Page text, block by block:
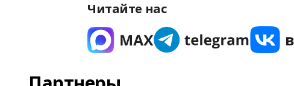
Читайте нас